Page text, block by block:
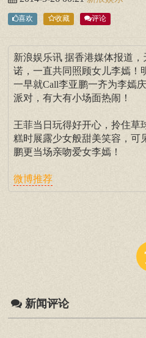
喜欢 收藏 评论
新浪娱乐讯 据香港媒体报道
诺，一直共同照顾女儿李嫣！
一早就Call李亚鹏一齐为李嫣
派对，有大有小场面热闹！
王菲当日玩得好开心，拎住草
糕时展露少女般甜美笑容，可
鹏更当场亲吻爱女李嫣！
微博推荐
新闻评论